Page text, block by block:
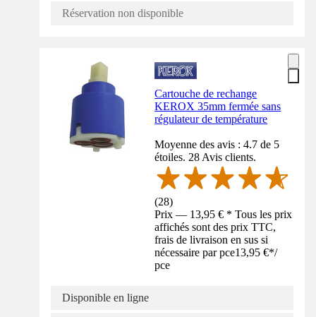
Réservation non disponible
Cartouche de rechange
KEROX 35mm fermée sans
régulateur de température
Moyenne des avis : 4.7 de 5
étoiles. 28 Avis clients.
(28)
Prix — 13,95 € * Tous les prix
affichés sont des prix TTC,
frais de livraison en sus si
nécessaire par pce13,95 €*/
pce
Disponible en ligne